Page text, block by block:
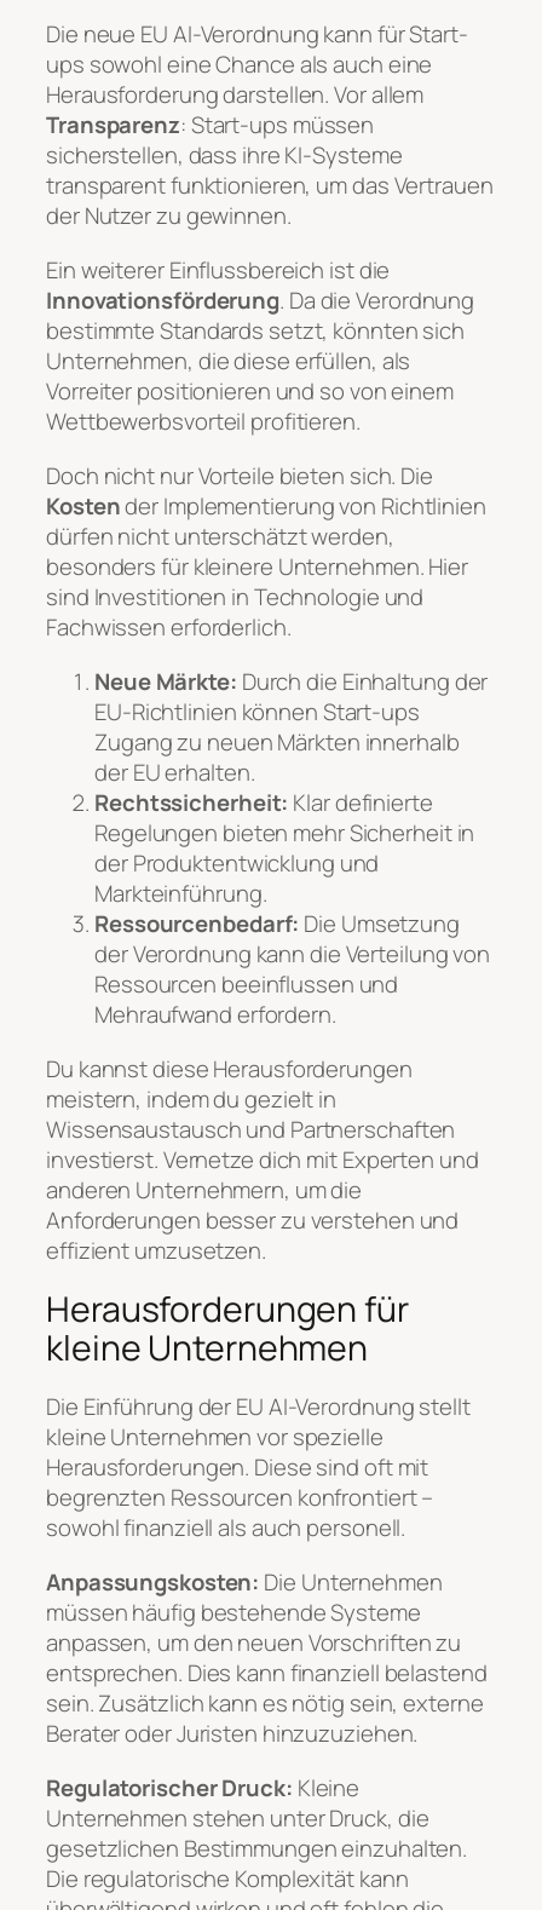
Die neue EU AI-Verordnung kann für Start-
ups sowohl eine Chance als auch eine
Herausforderung darstellen. Vor allem
Transparenz: Start-ups müssen
sicherstellen, dass ihre KI-Systeme
transparent funktionieren, um das Vertrauen
der Nutzer zu gewinnen.
Ein weiterer Einflussbereich ist die
Innovationsförderung. Da die Verordnung
bestimmte Standards setzt, könnten sich
Unternehmen, die diese erfüllen, als
Vorreiter positionieren und so von einem
Wettbewerbsvorteil profitieren.
Doch nicht nur Vorteile bieten sich. Die
Kostender Implementierung von Richtlinien
dürfen nicht unterschätzt werden,
besonders für kleinere Unternehmen. Hier
sind Investitionen in Technologie und
Fachwissen erforderlich.
Neue Märkte: Durch die Einhaltung der
EU-Richtlinien können Start-ups
Zugang zu neuen Märkten innerhalb
der EU erhalten.
Rechtssicherheit: Klar definierte
Regelungen bieten mehr Sicherheit in
der Produktentwicklung und
Markteinführung.
Ressourcenbedarf: Die Umsetzung
der Verordnung kann die Verteilung von
Ressourcen beeinflussen und
Mehraufwand erfordern.
Du kannst diese Herausforderungen
meistern, indem du gezielt in
Wissensaustausch und Partnerschaften
investierst. Vernetze dich mit Experten und
anderen Unternehmern, um die
Anforderungen besser zu verstehen und
effizient umzusetzen.
Herausforderungen für
kleine Unternehmen
Die Einführung der EU AI-Verordnung stellt
kleine Unternehmen vor spezielle
Herausforderungen. Diese sind oft mit
begrenzten Ressourcen konfrontiert –
sowohl finanziell als auch personell.
Anpassungskosten: Die Unternehmen
müssen häufig bestehende Systeme
anpassen, um den neuen Vorschriften zu
entsprechen. Dies kann finanziell belastend
sein. Zusätzlich kann es nötig sein, externe
Berater oder Juristen hinzuzuziehen.
Regulatorischer Druck: Kleine
Unternehmen stehen unter Druck, die
gesetzlichen Bestimmungen einzuhalten.
Die regulatorische Komplexität kann